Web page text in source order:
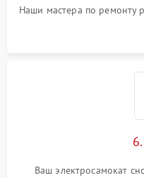
Наши мастера по ремонту
Ваш электросамокат